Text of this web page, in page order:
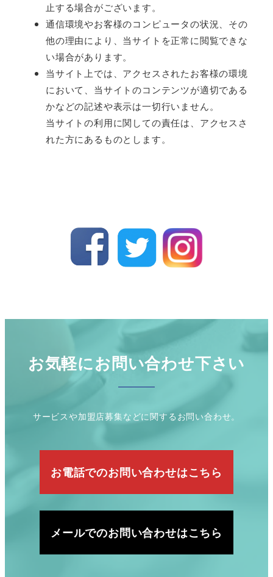
止する場合がございます。
通信環境やお客様のコンピュータの状況、その
他の理由により、当サイトを正常に閲覧できな
い場合があります。
当サイト上では、アクセスされたお客様の環境
において、当サイトのコンテンツが適切である
かなどの記述や表示は一切行いません。
当サイトの利用に関しての責任は、アクセスさ
れた方にあるものとします。
お気軽にお問い合わせ下さい
サービスや加盟店募集などに関するお問い合わせ。
お電話でのお問い合わせはこちら
メールでのお問い合わせはこちら